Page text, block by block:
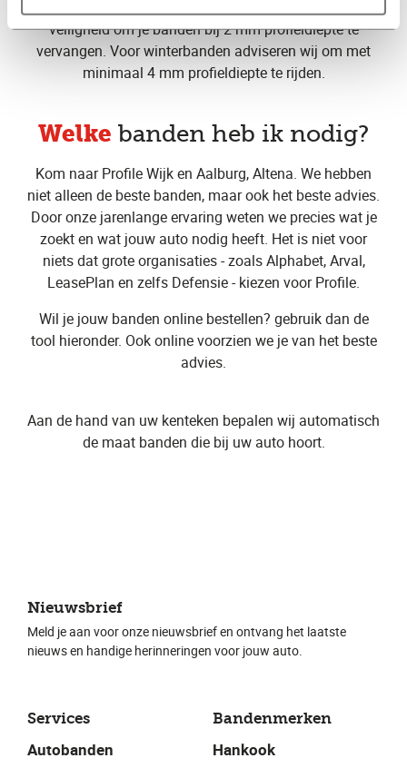
veiligheid om je banden bij 2 mm profieldiepte te
vervangen. Voor winterbanden adviseren wij om met
minimaal 4 mm profieldiepte te rijden.
Welke banden heb ik nodig?
Kom naar Profile Wijk en Aalburg, Altena. We hebben
niet alleen de beste banden, maar ook het beste advies.
Door onze jarenlange ervaring weten we precies wat je
zoekt en wat jouw auto nodig heeft. Het is niet voor
niets dat grote organisaties - zoals Alphabet, Arval,
LeasePlan en zelfs Defensie - kiezen voor Profile.
Wil je jouw banden online bestellen? gebruik dan de
tool hieronder. Ook online voorzien we je van het beste
advies.
Aan de hand van uw kenteken bepalen wij automatisch
de maat banden die bij uw auto hoort.
Services
Autobanden
Bandenmerken
Hankook
Nieuwsbrief
Meld je aan voor onze nieuwsbrief en ontvang het laatste
nieuws en handige herinneringen voor jouw auto.